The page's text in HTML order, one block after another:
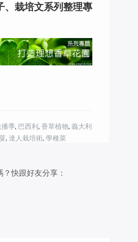
、栽培文系列整理專
季, 巴西利, 香草植物, 義大利
, 達人栽培術, 學種菜
快跟好友分享：